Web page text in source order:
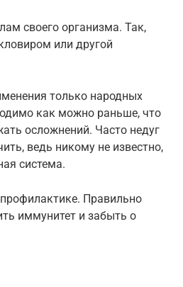
своего организма. Так,
или другой
только народных
как можно раньше, что
осложнений. Часто недуг
ведь никому не известно,
система.
Правильно
иммунитет и забыть о